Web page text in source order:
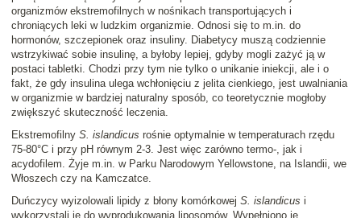
organizmów ekstremofilnych w nośnikach transportujących i
chroniących leki w ludzkim organizmie. Odnosi się to m.in. do
hormonów, szczepionek oraz insuliny. Diabetycy muszą codziennie
wstrzykiwać sobie insulinę, a byłoby lepiej, gdyby mogli zażyć ją w
postaci tabletki. Chodzi przy tym nie tylko o unikanie iniekcji, ale i o
fakt, że gdy insulina ulega wchłonięciu z jelita cienkiego, jest uwalniania
w organizmie w bardziej naturalny sposób, co teoretycznie mogłoby
zwiększyć skuteczność leczenia.
Ekstremofilny S. islandicus rośnie optymalnie w temperaturach rzędu
75-80°C i przy pH równym 2-3. Jest więc zarówno termo-, jak i
acydofilem. Żyje m.in. w Parku Narodowym Yellowstone, na Islandii, we
Włoszech czy na Kamczatce.
Duńczycy wyizolowali lipidy z błony komórkowej S. islandicus i
wykorzystali je do wyprodukowania liposomów. Wypełniono je